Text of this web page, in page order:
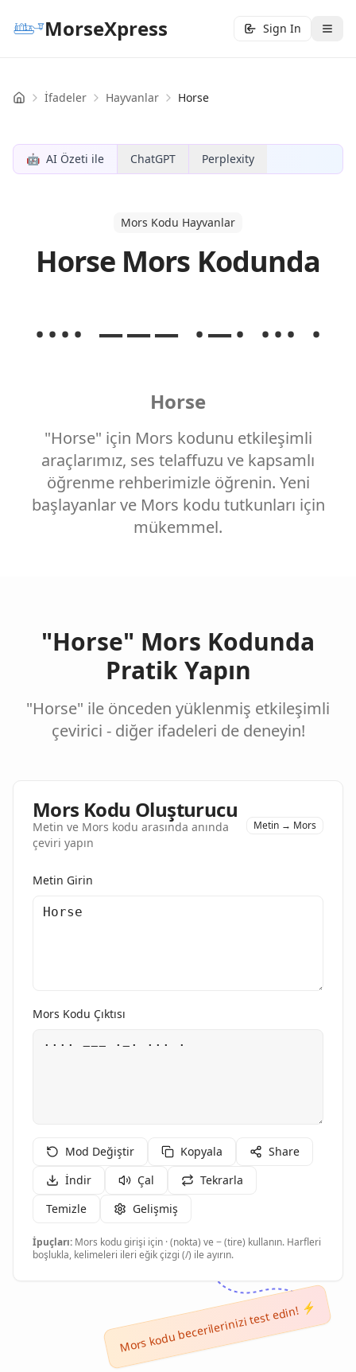
MorseXpress Sign In
Home İfadeler Hayvanlar Horse
🤖 AI Özeti ile ChatGPT Perplexity
Mors Kodu Hayvanlar
Horse Mors Kodunda
···· −−− ·−· ··· ·
Horse
"Horse" için Mors kodunu etkileşimli
araçlarımız, ses telaffuzu ve kapsamlı
öğrenme rehberimizle öğrenin. Yeni
başlayanlar ve Mors kodu tutkunları için
mükemmel.
"Horse" Mors Kodunda
Pratik Yapın
"Horse" ile önceden yüklenmiş etkileşimli
çevirici - diğer ifadeleri de deneyin!
Mors Kodu Oluşturucu
Metin ve Mors kodu arasında anında
çeviri yapın
Metin → Mors
Metin Girin
Mors Kodu Çıktısı
Mod Değiştir Kopyala
Share
İndir
Çal
Tekrarla
Temizle
Gelişmiş
İpuçları: Mors kodu girişi için · (nokta) ve − (tire) kullanın. Harfleri
boşlukla, kelimeleri ileri eğik çizgi (/) ile ayırın.
Mors kodu becerilerinizi test edin! ⚡